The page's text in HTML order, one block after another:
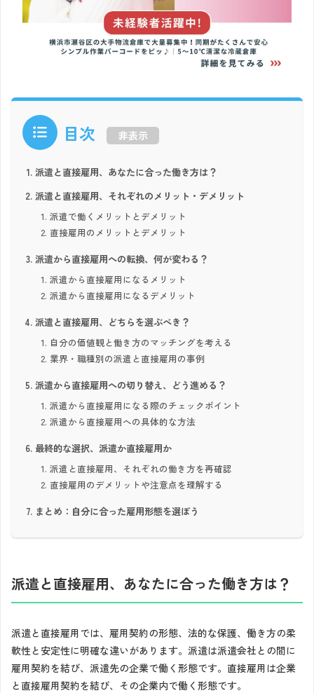
目次 非表示
派遣と直接雇用、あなたに合った働き方は？
派遣と直接雇用、それぞれのメリット・デメリット
派遣で働くメリットとデメリット
直接雇用のメリットとデメリット
派遣から直接雇用への転換、何が変わる？
派遣から直接雇用になるメリット
派遣から直接雇用になるデメリット
派遣と直接雇用、どちらを選ぶべき？
自分の価値観と働き方のマッチングを考える
業界・職種別の派遣と直接雇用の事例
派遣から直接雇用への切り替え、どう進める？
派遣から直接雇用になる際のチェックポイント
派遣から直接雇用への具体的な方法
最終的な選択、派遣か直接雇用か
派遣と直接雇用、それぞれの働き方を再確認
直接雇用のデメリットや注意点を理解する
まとめ：自分に合った雇用形態を選ぼう
派遣と直接雇用、あなたに合った働き方は？
派遣と直接雇用では、雇用契約の形態、法的な保護、働き方の柔
軟性と安定性に明確な違いがあります。派遣は派遣会社との間に
雇用契約を結び、派遣先の企業で働く形態です。直接雇用は企業
と直接雇用契約を結び、その企業内で働く形態です。